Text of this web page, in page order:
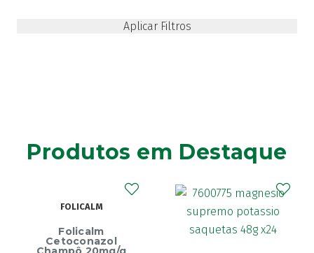
Produtos em Destaque
FOLICALM
Folicalm
Cetoconazol